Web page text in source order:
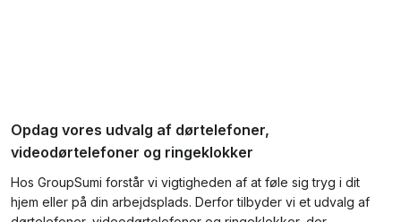
Opdag vores udvalg af dørtelefoner,
videodørtelefoner og ringeklokker
Hos GroupSumi forstår vi vigtigheden af at føle sig tryg i dit
hjem eller på din arbejdsplads. Derfor tilbyder vi et udvalg af